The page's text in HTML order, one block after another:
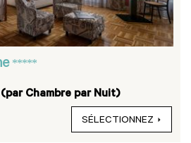
*****
Chambre par Nuit)
SÉLECTIONNEZ